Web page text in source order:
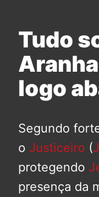
Tudo
logo
Segundo
o Justiceiro (
protegendo
presença da